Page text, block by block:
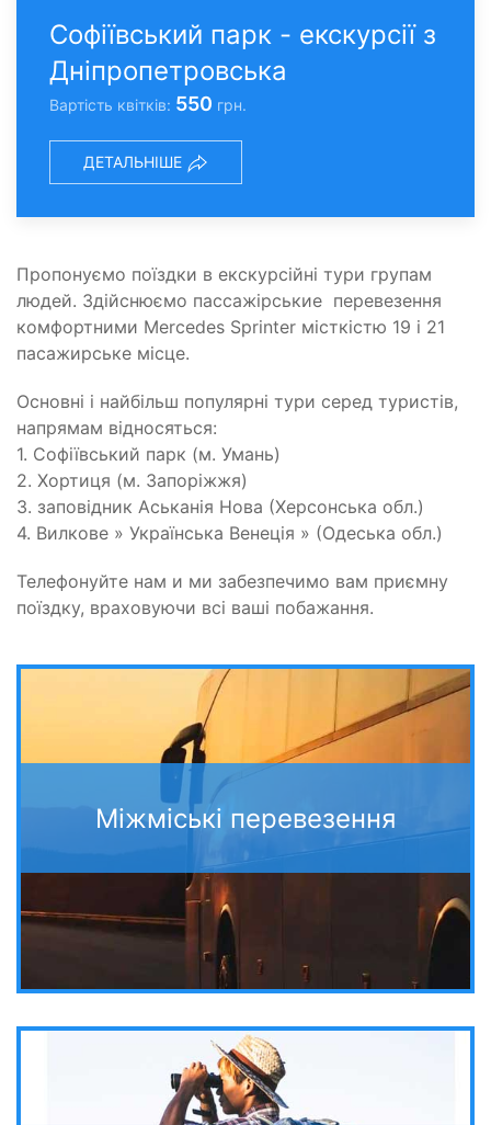
Софіївський парк - екскурсії з
Дніпропетровська
Вартість квітків: 550 грн.
ДЕТАЛЬНІШЕ
Пропонуємо поїздки в екскурсійні тури групам
людей. Здійснюємо пассажірськие перевезення
комфортними Mercedes Sprinter місткістю 19 і 21
пасажирське місце.
Основні і найбільш популярні тури серед туристів,
напрямам відносяться:
1. Софіївський парк (м. Умань)
2. Хортиця (м. Запоріжжя)
3. заповідник Аськанія Нова (Херсонська обл.)
4. Вилкове » Українська Венеція » (Одеська обл.)
Телефонуйте нам и ми забезпечимо вам приємну
поїздку, враховуючи всі ваші побажання.
Міжміські перевезення